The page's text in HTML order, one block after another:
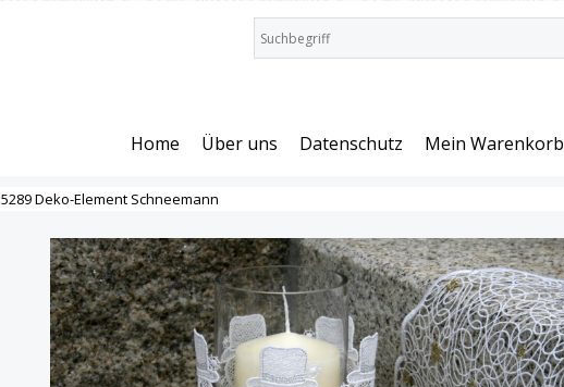
Home Über uns Datenschutz Mein Warenkorb
5289 Deko-Element Schneemann